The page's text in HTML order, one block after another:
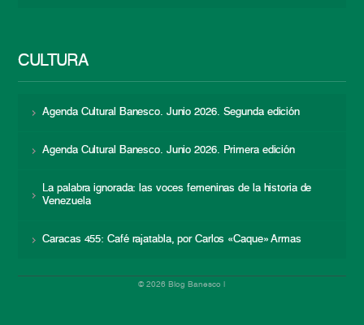
CULTURA
Agenda Cultural Banesco. Junio 2026. Segunda edición
Agenda Cultural Banesco. Junio 2026. Primera edición
La palabra ignorada: las voces femeninas de la historia de
Venezuela
Caracas 455: Café rajatabla, por Carlos «Caque» Armas
© 2026 Blog Banesco |